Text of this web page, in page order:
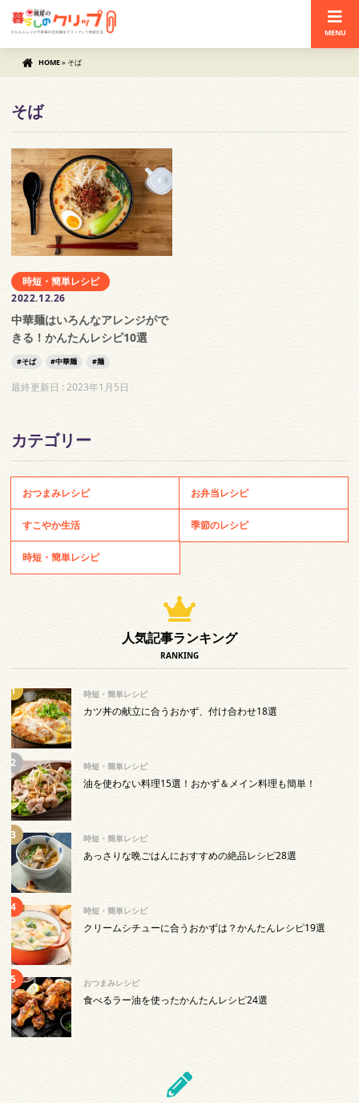
MENU
HOME» そば
そば
時短・簡単レシピ
2022.12.26
中華麺はいろんなアレンジがで
きる！かんたんレシピ10選
そば 中華麺 麺
最終更新日 :2023年1月5日
カテゴリー
おつまみレシピ お弁当レシピ
すこやか生活 季節のレシピ
時短・簡単レシピ
人気記事ランキング
RANKING
時短・簡単レシピ
カツ丼の献立に合うおかず、付け合わせ18選
時短・簡単レシピ
油を使わない料理15選！おかず＆メイン料理も簡単！
時短・簡単レシピ
あっさりな晩ごはんにおすすめの絶品レシピ28選
時短・簡単レシピ
クリームシチューに合うおかずは？かんたんレシピ19選
おつまみレシピ
食べるラー油を使ったかんたんレシピ24選